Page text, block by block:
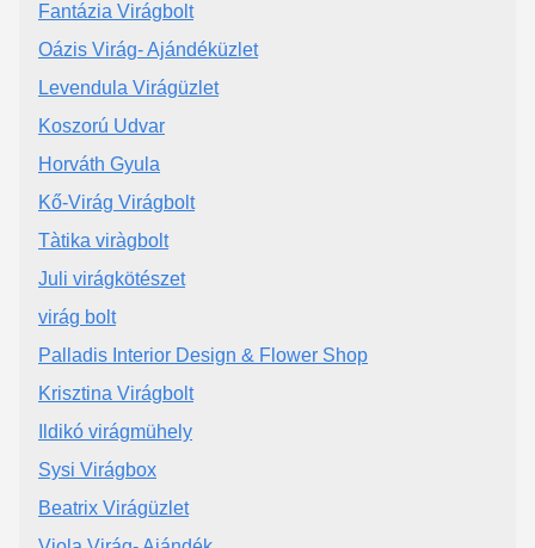
Fantázia Virágbolt
Oázis Virág- Ajándéküzlet
Levendula Virágüzlet
Koszorú Udvar
Horváth Gyula
Kő-Virág Virágbolt
Tàtika viràgbolt
Juli virágkötészet
virág bolt
Palladis Interior Design & Flower Shop
Krisztina Virágbolt
Ildikó virágmühely
Sysi Virágbox
Beatrix Virágüzlet